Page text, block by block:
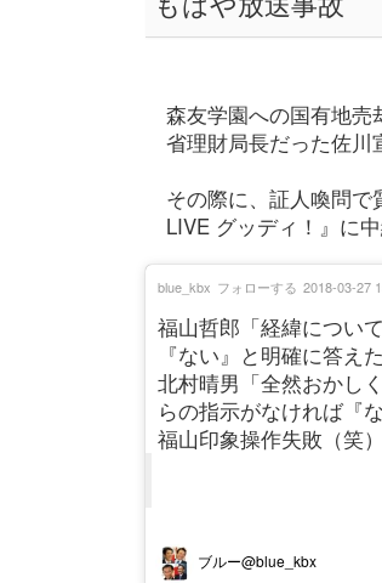
森友学園への国有地売
省理財局長だった佐川
その際に、証人喚問
LIVE グッディ！』に
福山哲郎「経緯につい
『ない』と明確に答え
北村晴男「全然おかし
らの指示がなければ『
福山印象操作失敗（笑
ブルー@blue_kbx
blue_kbx フォローする 2018-03-27